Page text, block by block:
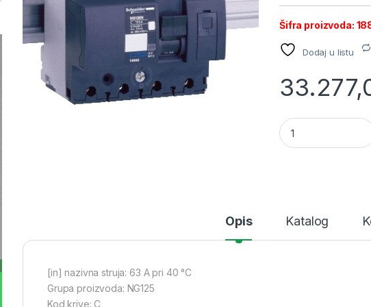
Šifra proizvoda:
Dodaj u listu
SE NG125
Opis Katalog
[in] nazivna struja: 63 A pri 40 °C
Grupa proizvoda: NG125
Kod krive: C